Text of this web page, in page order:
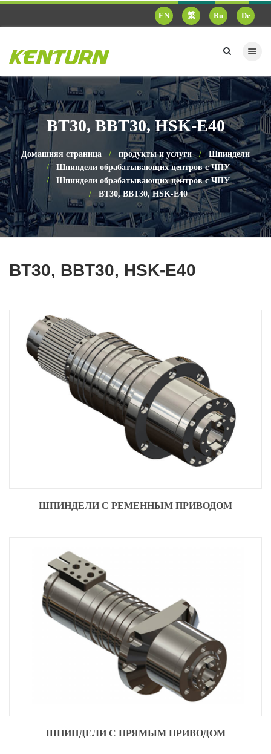
EN 繁 Ru De
BT30, BBT30, HSK-E40
Домашняя страница продукты и услуги
Шпиндели
Шпиндели обрабатывающих центров с ЧПУ
Шпиндели обрабатывающих центров с ЧПУ
BT30, BBT30, HSK-E40
BT30, BBT30, HSK-E40
ШПИНДЕЛИ С РЕМЕННЫМ ПРИВОДОМ
ШПИНДЕЛИ С ПРЯМЫМ ПРИВОДОМ